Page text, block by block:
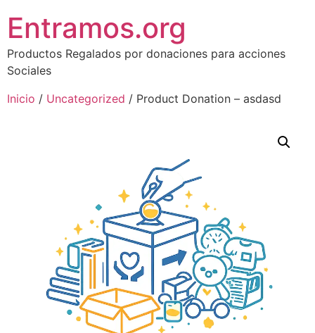
Entramos.org
Productos Regalados por donaciones para acciones
Sociales
Inicio / Uncategorized / Product Donation – asdasd